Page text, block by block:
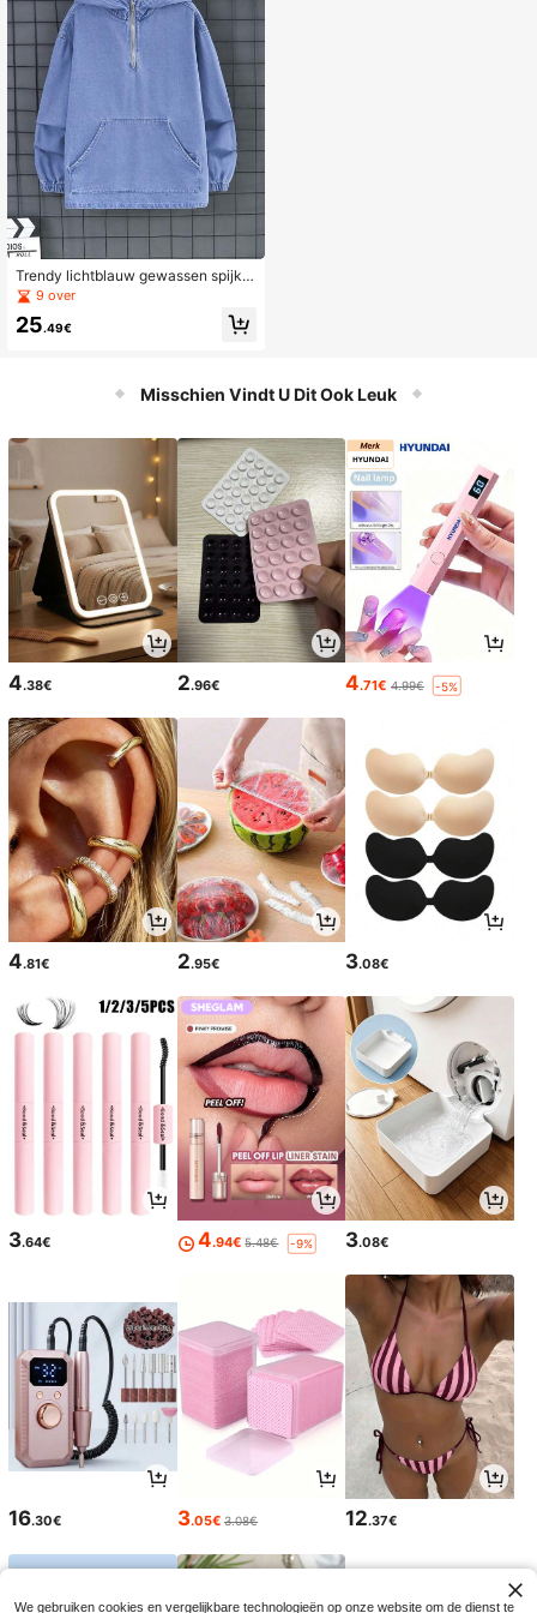
Trendy lichtblauw gewassen spijker
jack met capuchon voor tienerjong
ens in streetstyle
9 over
25.49€
Misschien Vindt U Dit Ook Leuk
4.38€ 2.96€ 4.71€ 4.99€ -5%
4.81€ 2.95€ 3.08€
3.64€ 4.94€ 5.48€ -9% 3.08€
16.30€ 3.05€ 3.08€ 12.37€
We gebruiken cookies en vergelijkbare technologieën op onze website om de dienst te